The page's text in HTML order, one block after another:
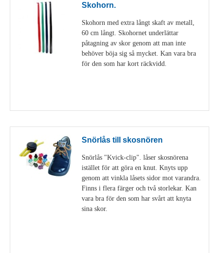
Skohorn.
Skohorn med extra långt skaft av metall,
60 cm långt. Skohornet underlättar
påtagning av skor genom att man inte
behöver böja sig så mycket. Kan vara bra
för den som har kort räckvidd.
Snörlås till skosnören
Snörlås "Kvick-clip". låser skosnörena
istället för att göra en knut. Knyts upp
genom att vinkla låsets sidor mot varandra.
Finns i flera färger och två storlekar. Kan
vara bra för den som har svårt att knyta
sina skor.